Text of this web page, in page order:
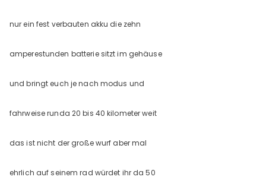
nur ein fest verbauten akku die zehn
amperestunden batterie sitzt im gehäuse
und bringt euch je nach modus und
fahrweise runda 20 bis 40 kilometer weit
das ist nicht der große wurf aber mal
ehrlich auf seinem rad würdet ihr da 50